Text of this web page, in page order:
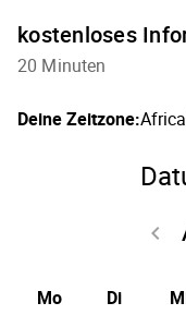
kostenloses
20 Minuten
Deine Zeitzone:
keyboard_arrow_left
Mo Di